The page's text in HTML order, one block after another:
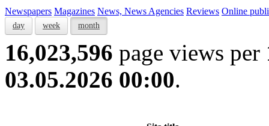
Newspapers Magazines News, News Agencies Reviews Online
day week month
16,023,596 page views per
03.05.2026 00:00.